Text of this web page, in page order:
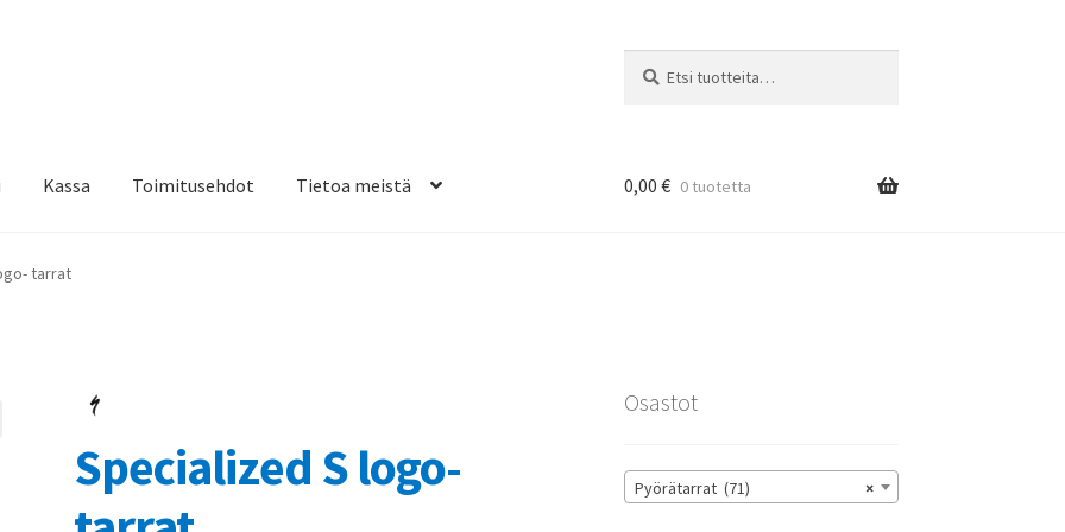
Kassa Toimitusehdot Tietoa meistä
& teippausten poisto
0,00 € 0 tuotetta
tarrat
Specialized S logo-
Osastot
×
Pyörätarrat (71)